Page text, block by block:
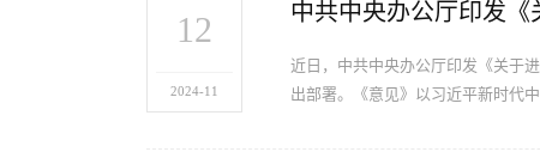
12
2024-11
中共中央办公厅印发《
近日，中共中央办公厅印发《关于
出部署。《意见》以习近平新时代